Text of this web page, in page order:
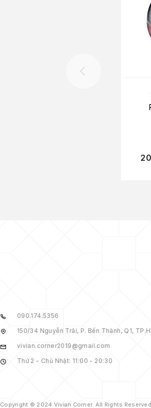
090.174.5356
150/34 Nguyễn Trãi, P. Bến Thành, Q1,
vivian.corner2019@gmail.com
Thứ 2 - Chủ Nhật: 11:00 - 20:30
Copyright © 2024 Vivian Corner. All Rights